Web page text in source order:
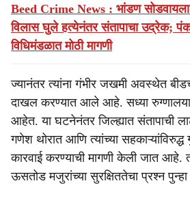
Beed Crime News : भांडण
विलास घुले हत्येनंतर संतापाचा उद्रेक;
विधिमंडळात मोठी मागणी
ज्यानंतर त्यांना गंभीर जखमी अवस्थेत
दाखल करण्यात आले आहे. सध्या
आहेत. या घटनेनंतर जिल्ह्यात संतापाची
गणेश थोरात आणि त्यांच्या
कारवाई करण्याची मागणी केली जात
ऊसतोड मजुरांच्या सुरक्षिततेचा प्रश्न